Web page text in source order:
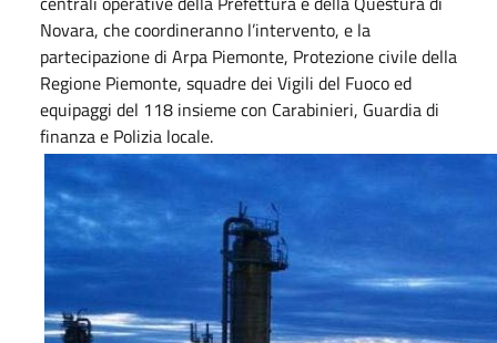
Novara, che coordineranno l’intervento, e la
partecipazione di Arpa Piemonte, Protezione civile della
Regione Piemonte, squadre dei Vigili del Fuoco ed
equipaggi del 118 insieme con Carabinieri, Guardia di
finanza e Polizia locale.